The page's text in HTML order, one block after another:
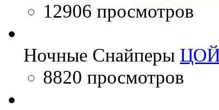
12906 просмотров
Ночные Снайперы
8820 просмотров